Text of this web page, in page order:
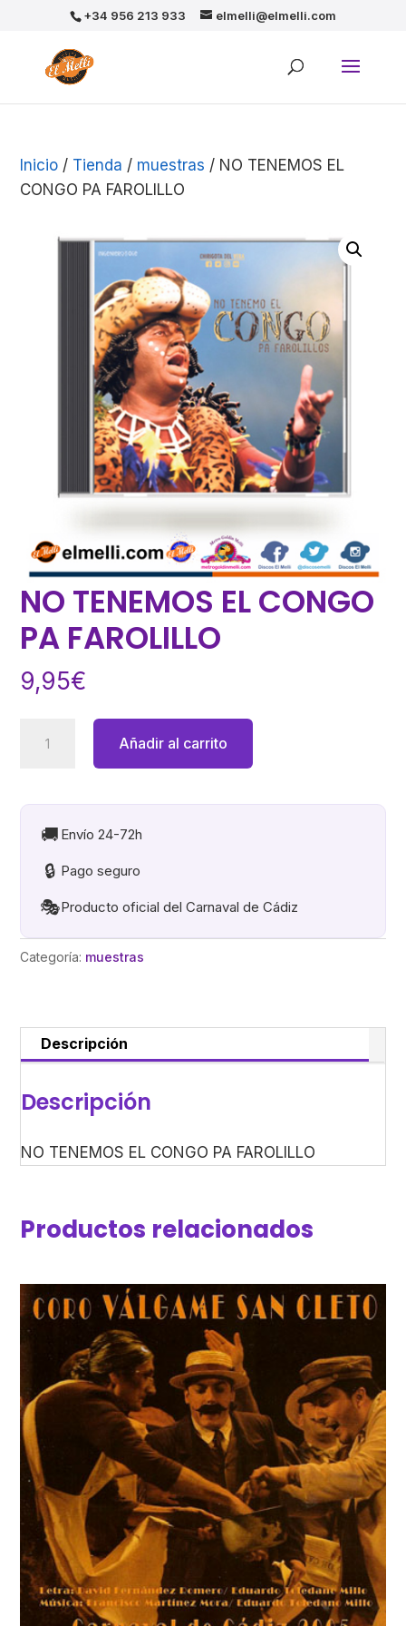
+34 956 213 933 elmelli@elmelli.com
Inicio / Tienda / muestras / NO TENEMOS EL
CONGO PA FAROLILLO
NO TENEMOS EL CONGO
PA FAROLILLO
9,95€
TENEMOS
CONGO
cantidad
Añadir al carrito
🚚 Envío 24-72h
🔒 Pago seguro
🎭Producto oficial del Carnaval de Cádiz
Categoría: muestras
Descripción
Descripción
NO TENEMOS EL CONGO PA FAROLILLO
Productos relacionados